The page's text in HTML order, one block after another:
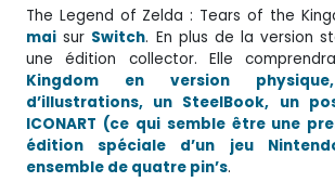
The Legend of Zelda : Tears of the
mai sur Switch. En plus de la version
une édition collector. Elle comprendra
Kingdom en version
d’illustrations, un SteelBook, un
ICONART (ce qui semble être une
édition spéciale d’un jeu
ensemble de quatre pin’s.